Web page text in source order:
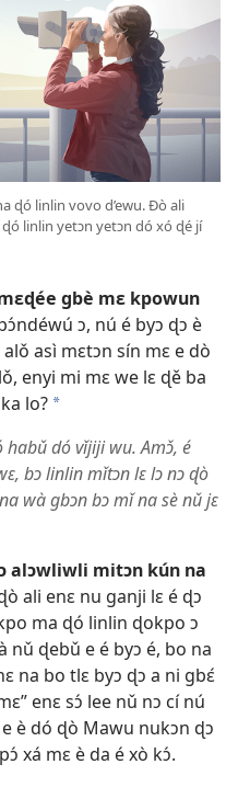
ɖó linlin vovo d’ewu. Ðò ali
linlin yetɔn yetɔn dó xó ɖé jí
gbè mɛ kpowun
ɔ, nú é byɔ ɖɔ è
asì mɛtɔn sín mɛ e dò
enyi mi mɛ we lɛ ɖě ba
lo? a
habǔ dó vǐjiji wu. Amɔ̌, é
bɔ linlin mǐtɔn lɛ lɔ nɔ ɖò
wà gbɔn bɔ mǐ na sè nǔ jɛ
alɔwliwli mitɔn kún na
ali enɛ nu ganji lɛ é ɖɔ
ma ɖó linlin ɖokpo ɔ
nǔ ɖebǔ e é byɔ é, bo na
na bo tlɛ byɔ ɖɔ a ni gbɛ́
enɛ sɔ́ lee nǔ nɔ cí nú
è dó ɖò Mawu nukɔn ɖɔ
xá mɛ è da é xò kɔ́.